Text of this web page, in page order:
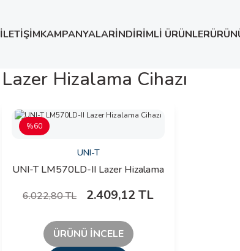
İLETİŞİMKAMPANYALARİNDİRİMLİ ÜRÜNLER
Lazer Hizalama Cihazı
%60
UNI-T
UNI-T LM570LD-II Lazer Hizalama
6.022,80 TL
2.409,12 TL
ÜRÜNÜ İNCELE